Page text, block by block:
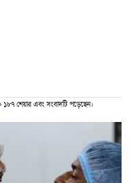
১৮৭ শেয়ার এবং সংবাদটি পড়েছেন।